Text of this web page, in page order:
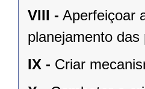
VIII - Aperfeiçoar
planejamento
IX - Criar